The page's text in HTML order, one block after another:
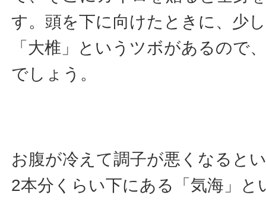
す。頭を下に向けたときに、少
「大椎」というツボがあるので
でしょう。
お腹が冷えて調子が悪くなると
2本分くらい下にある「気海」